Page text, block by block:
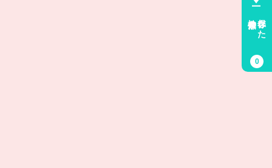
保存した
0